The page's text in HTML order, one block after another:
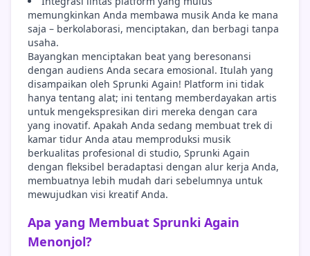
memungkinkan Anda membawa musik Anda ke mana
saja – berkolaborasi, menciptakan, dan berbagi tanpa
usaha.
Bayangkan menciptakan beat yang beresonansi
dengan audiens Anda secara emosional. Itulah yang
disampaikan oleh Sprunki Again! Platform ini tidak
hanya tentang alat; ini tentang memberdayakan artis
untuk mengekspresikan diri mereka dengan cara
yang inovatif. Apakah Anda sedang membuat trek di
kamar tidur Anda atau memproduksi musik
berkualitas profesional di studio, Sprunki Again
dengan fleksibel beradaptasi dengan alur kerja Anda,
membuatnya lebih mudah dari sebelumnya untuk
mewujudkan visi kreatif Anda.
Apa yang Membuat Sprunki Again
Menonjol?